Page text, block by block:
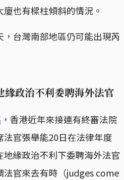
也有樑柱傾斜的情況。
，台灣南部地區仍可能出現芮
緣政治不利委聘海外法官
，香港近年來接連有終審法院
官張舉能20日在法律年度
緣政治不利下委聘海外法官
法官來去有時（judges come